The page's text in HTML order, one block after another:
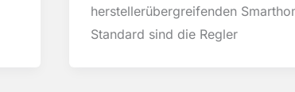
herstellerübergreifenden
Standard sind die Regler